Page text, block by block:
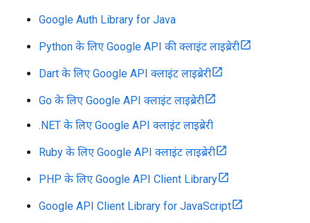
Google Auth Library for Java
Python के लिए Google API की क्लाइंट लाइब्रेरी
Dart के लिए Google API क्लाइंट लाइब्रेरी
Go के लिए Google API क्लाइंट लाइब्रेरी
.NET के लिए Google API क्लाइंट लाइब्रेरी
Ruby के लिए Google API क्लाइंट लाइब्रेरी
PHP के लिए Google API Client Library
Google API Client Library for JavaScript